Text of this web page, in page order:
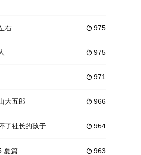
熬夜玩乐
）的新作
 975
右
 975
 971
 966
大五郎
 964
了社长的孩子
 963
夏篇